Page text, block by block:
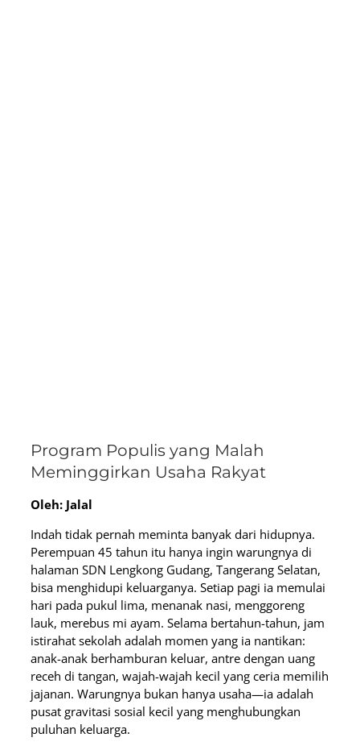
Program Populis yang Malah
Meminggirkan Usaha Rakyat
Oleh: Jalal
Indah tidak pernah meminta banyak dari hidupnya.
Perempuan 45 tahun itu hanya ingin warungnya di
halaman SDN Lengkong Gudang, Tangerang Selatan,
bisa menghidupi keluarganya. Setiap pagi ia memulai
hari pada pukul lima, menanak nasi, menggoreng
lauk, merebus mi ayam. Selama bertahun-tahun, jam
istirahat sekolah adalah momen yang ia nantikan:
anak-anak berhamburan keluar, antre dengan uang
receh di tangan, wajah-wajah kecil yang ceria memilih
jajanan. Warungnya bukan hanya usaha—ia adalah
pusat gravitasi sosial kecil yang menghubungkan
puluhan keluarga.